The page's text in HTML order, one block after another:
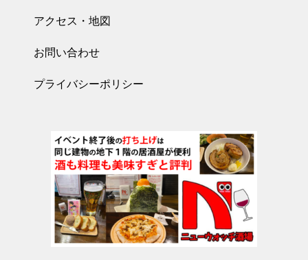
アクセス・地図
お問い合わせ
プライバシーポリシー